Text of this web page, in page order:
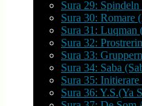
Sura 29:
Sura 30: Romare
Sura 31: Luqman
Sura 32:
Sura 33:
Sura 34: Saba
Sura 35: Initierare
Sura 36: Y.S.(Ya